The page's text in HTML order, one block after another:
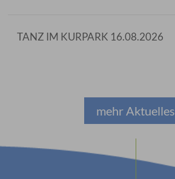
TANZ IM KURPARK 16.08.2026
mehr Aktuelles